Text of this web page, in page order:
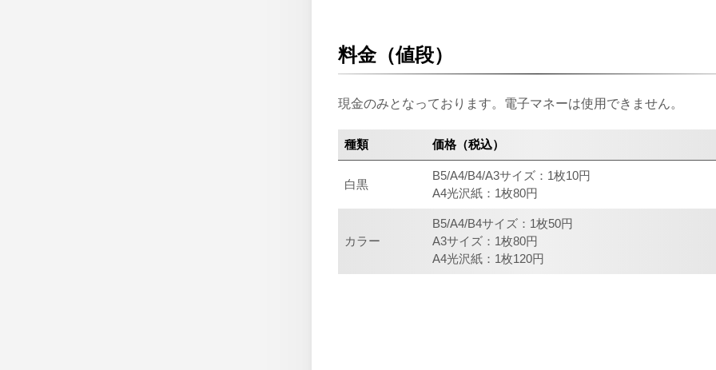
料金（値段）
現金のみとなっております。電子マネーは使用できません。
種類 価格（税込）
白黒
B5/A4/B4/A3サイズ：1枚10円
A4光沢紙：1枚80円
カラー
B5/A4/B4サイズ：1枚50円
A3サイズ：1枚80円
A4光沢紙：1枚120円